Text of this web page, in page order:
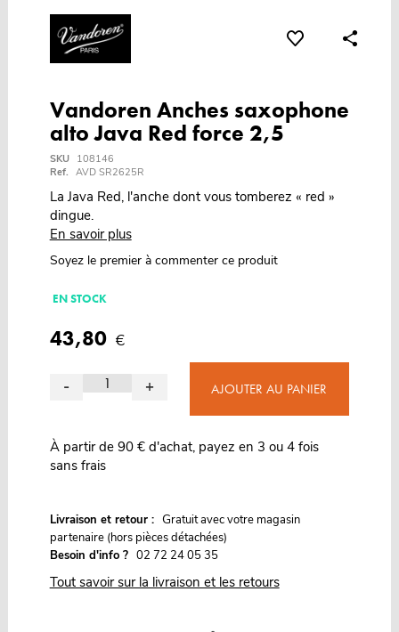
Vandoren Anches saxophone
alto Java Red force 2,5
SKU
108146
Ref. AVD SR2625R
La Java Red, l'anche dont vous tomberez « red »
dingue.
En savoir plus
Soyez le premier à commenter ce produit
EN STOCK
43,80 €
- + AJOUTER AU PANIER
À partir de 90 € d'achat, payez en 3 ou 4 fois
sans frais
Livraison et retour : Gratuit avec votre magasin
partenaire (hors pièces détachées)
Besoin d'info ? 02 72 24 05 35
Tout savoir sur la livraison et les retours